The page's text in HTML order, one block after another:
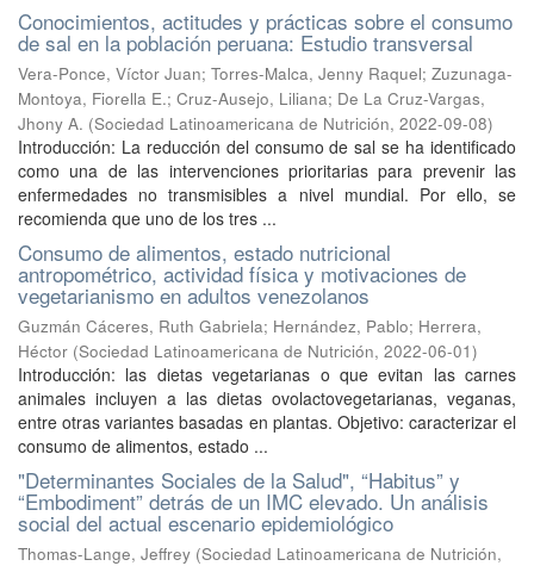
Conocimientos, actitudes y prácticas sobre el consumo
de sal en la población peruana: Estudio transversal
Vera-Ponce, Víctor Juan; Torres-Malca, Jenny Raquel; Zuzunaga-
Montoya, Fiorella E.; Cruz-Ausejo, Liliana; De La Cruz-Vargas,
Jhony A. (Sociedad Latinoamericana de Nutrición, 2022-09-08)
Introducción: La reducción del consumo de sal se ha identificado
como una de las intervenciones prioritarias para prevenir las
enfermedades no transmisibles a nivel mundial. Por ello, se
recomienda que uno de los tres ...
Consumo de alimentos, estado nutricional
antropométrico, actividad física y motivaciones de
vegetarianismo en adultos venezolanos
Guzmán Cáceres, Ruth Gabriela; Hernández, Pablo; Herrera,
Héctor (Sociedad Latinoamericana de Nutrición, 2022-06-01)
Introducción: las dietas vegetarianas o que evitan las carnes
animales incluyen a las dietas ovolactovegetarianas, veganas,
entre otras variantes basadas en plantas. Objetivo: caracterizar el
consumo de alimentos, estado ...
"Determinantes Sociales de la Salud", “Habitus” y
“Embodiment” detrás de un IMC elevado. Un análisis
social del actual escenario epidemiológico
Thomas-Lange, Jeffrey (Sociedad Latinoamericana de Nutrición,